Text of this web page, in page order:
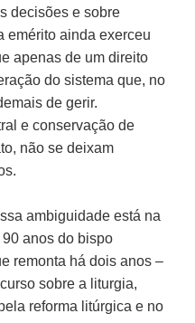
decisões e sobre
emérito ainda exerceu
apenas de um direito
do sistema que, no
de gerir.
e conservação de
não se deixam
ambiguidade está na
anos do bispo
remonta há dois anos –
sobre a liturgia,
reforma litúrgica e no